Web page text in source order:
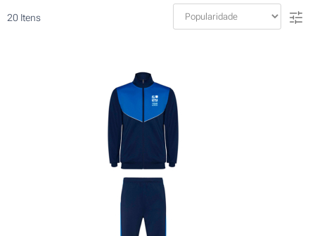
20 Itens